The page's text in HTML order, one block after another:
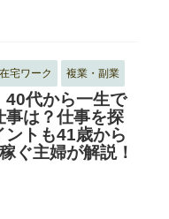
在宅ワーク 複業・副業
40代から一生で
事は？仕事を探
ントも41歳から
ぐ主婦が解説！